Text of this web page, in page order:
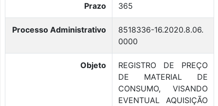
Prazo 365
Processo Administrativo
8518336-16.2020.8.06.
0000
Objeto
REGISTRO DE PREÇO
DE MATERIAL DE
CONSUMO, VISANDO
EVENTUAL AQUISIÇÃO